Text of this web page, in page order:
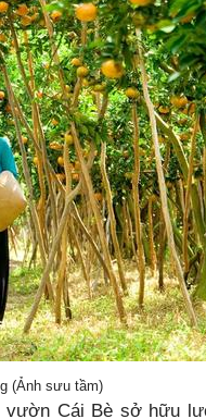
(Ảnh sưu tầm)
Cái Bè sở hữu